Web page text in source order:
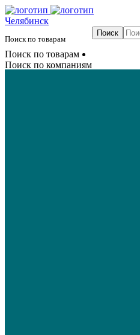
Челябинск
Поиск по товарам
Поиск по товарам
Поиск по компаниям